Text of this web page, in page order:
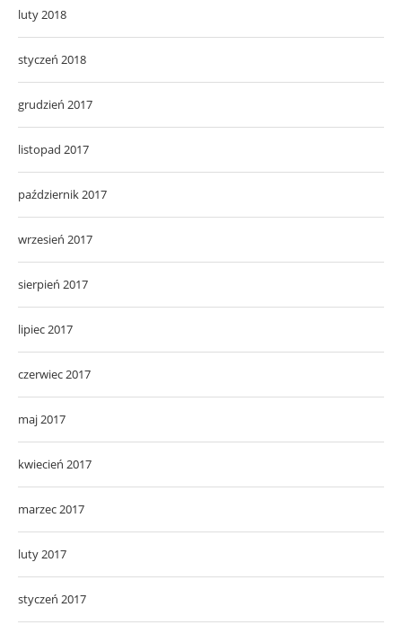
luty 2018
styczeń 2018
grudzień 2017
listopad 2017
październik 2017
wrzesień 2017
sierpień 2017
lipiec 2017
czerwiec 2017
maj 2017
kwiecień 2017
marzec 2017
luty 2017
styczeń 2017